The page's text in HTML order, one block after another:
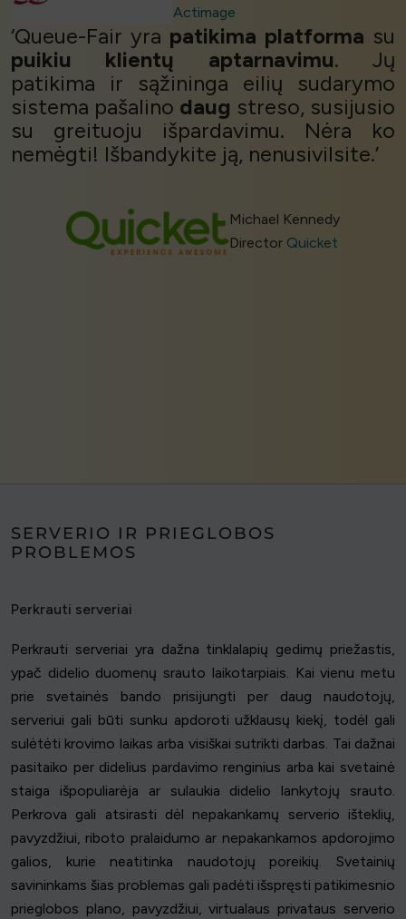
Actimage
‘Queue-Fair yra patikima platforma su
puikiu klientų aptarnavimu. Jų
patikima ir sąžininga eilių sudarymo
sistema pašalino daug streso, susijusio
su greituoju išpardavimu. Nėra ko
nemėgti! Išbandykite ją, nenusivilsite.’
Michael Kennedy
Director Quicket
SERVERIO IR PRIEGLOBOS
PROBLEMOS
Perkrauti serveriai
Perkrauti serveriai yra dažna tinklalapių gedimų priežastis,
ypač didelio duomenų srauto laikotarpiais. Kai vienu metu
prie svetainės bando prisijungti per daug naudotojų,
serveriui gali būti sunku apdoroti užklausų kiekį, todėl gali
sulėtėti krovimo laikas arba visiškai sutrikti darbas. Tai dažnai
pasitaiko per didelius pardavimo renginius arba kai svetainė
staiga išpopuliarėja ar sulaukia didelio lankytojų srauto.
Perkrova gali atsirasti dėl nepakankamų serverio išteklių,
pavyzdžiui, riboto pralaidumo ar nepakankamos apdorojimo
galios, kurie neatitinka naudotojų poreikių. Svetainių
savininkams šias problemas gali padėti išspręsti patikimesnio
prieglobos plano, pavyzdžiui, virtualaus privataus serverio